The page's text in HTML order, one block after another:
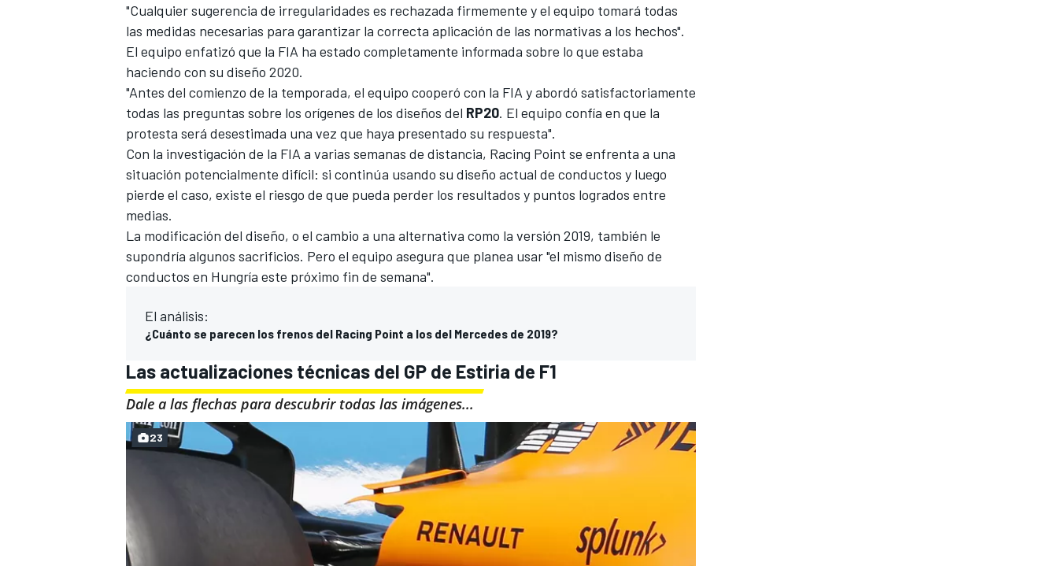
MÁS CATEGORÍAS
"Cualquier sugerencia de irregularidades es rechazada firmemente y el equipo tomará todas
las medidas necesarias para garantizar la correcta aplicación de las normativas a los hechos".
El equipo enfatizó que la FIA ha estado completamente informada sobre lo que estaba
haciendo con su diseño 2020.
"Antes del comienzo de la temporada, el equipo cooperó con la FIA y abordó satisfactoriamente
todas las preguntas sobre los orígenes de los diseños del RP20. El equipo confía en que la
protesta será desestimada una vez que haya presentado su respuesta".
Con la investigación de la FIA a varias semanas de distancia, Racing Point se enfrenta a una
situación potencialmente difícil: si continúa usando su diseño actual de conductos y luego
pierde el caso, existe el riesgo de que pueda perder los resultados y puntos logrados entre
medias.
La modificación del diseño, o el cambio a una alternativa como la versión 2019, también le
supondría algunos sacrificios. Pero el equipo asegura que planea usar "el mismo diseño de
conductos en Hungría este próximo fin de semana".
El análisis:
¿Cuánto se parecen los frenos del Racing Point a los del Mercedes de 2019?
Las actualizaciones técnicas del GP de Estiria de F1
Dale a las flechas para descubrirtodas las imágenes...
23